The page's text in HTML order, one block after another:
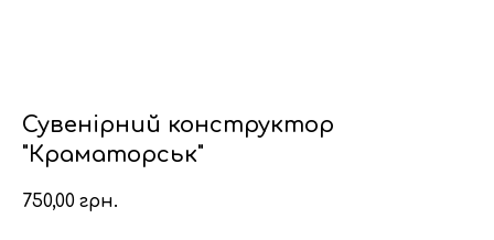
Сувенірний конструктор
"Краматорськ"
750,00 грн.